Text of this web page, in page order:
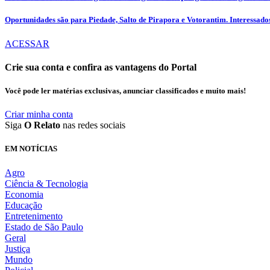
Oportunidades são para Piedade, Salto de Pirapora e Votorantim.
ACESSAR
Crie sua conta e confira as vantagens do Portal
Você pode ler matérias exclusivas, anunciar classificados e muito mais!
Criar minha conta
Siga O Relato nas redes sociais
EM NOTÍCIAS
Agro
Ciência & Tecnologia
Economia
Educação
Entretenimento
Estado de São Paulo
Geral
Justiça
Mundo